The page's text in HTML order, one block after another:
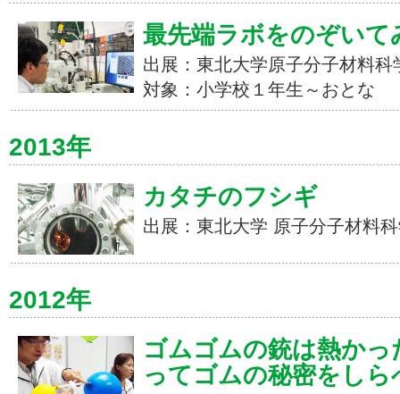
最先端ラボをのぞいて
出展：東北大学原子分子材料科
対象：小学校１年生～おとな
2013年
カタチのフシギ
出展：東北大学 原子分子材料
2012年
ゴムゴムの銃は熱か
ってゴムの秘密をしら